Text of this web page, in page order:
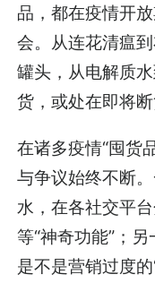
品，都在疫情开
会。从连花清瘟
罐头，从电解质
货，或处在即将断
在诸多疫情“囤货
与争议始终不断
水，在各社交平
等“神奇功能”；
是不是营销过度